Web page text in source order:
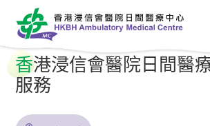
香港浸信會醫院日間醫
服務